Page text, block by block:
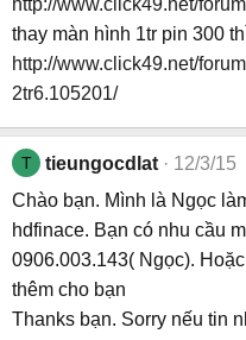
http://www.click49.net/
thay màn hình 1tr pin 300
http://www.click49.net/
2tr6.105201/
T tieungocdlat
12/3/15
Chào bạn. Mình là Ngọc
hdfinace. Bạn có nhu cầu
0906.003.143( Ngọc).
thêm cho bạn
Thanks bạn. Sorry nếu tin